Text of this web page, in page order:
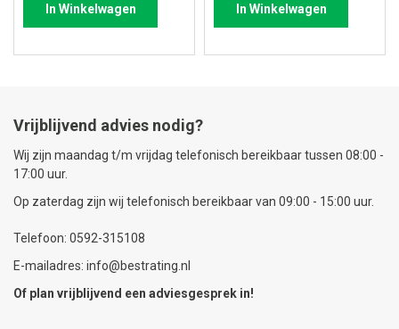
In Winkelwagen In Winkelwagen
Vrijblijvend advies nodig?
Wij zijn maandag t/m vrijdag telefonisch bereikbaar tussen 08:00 -
17:00 uur.
Op zaterdag zijn wij telefonisch bereikbaar van 09:00 - 15:00 uur.
Telefoon: 0592-315108
E-mailadres: info@bestrating.nl
Of plan vrijblijvend een adviesgesprek in!